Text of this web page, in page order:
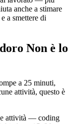
anche a stimare
a smettere di
Non è lo
a 25 minuti,
attività, questo è
attività — coding